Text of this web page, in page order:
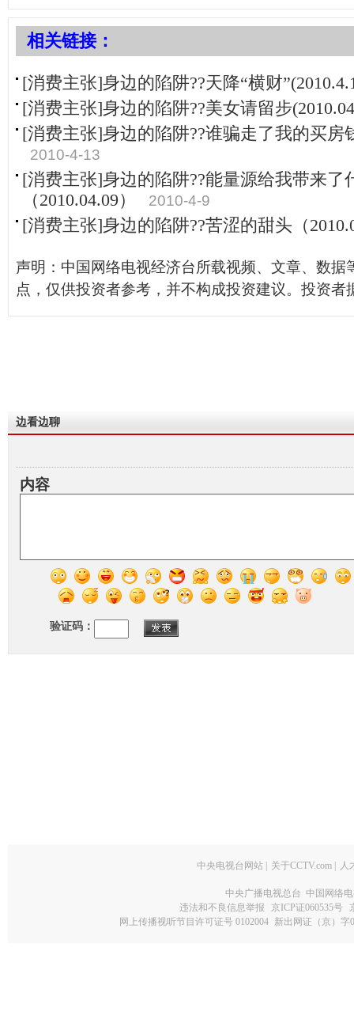
相关链接：
[消费主张]身边的陷阱??天降“横财
[消费主张]身边的陷阱??美女请留步
[消费主张]身边的陷阱??谁骗走了我的买房
2010-4-13
[消费主张]身边的陷阱??能量源给我带来了
（2010.04.09）
2010-4-9
[消费主张]身边的陷阱??苦涩的甜头（
声明：中国网络电视经济台所载视频、文章、数据
点，仅供投资者参考，并不构成投资建议。投资者
边看边聊
内容
验证码：
中央电视台网站 关于CCTV.com 人
中央广播电视总台 中国网络
违法和不良信息举报
京ICP证060535号
网上传播视听节目许可证号 0102004 新出网证（京）